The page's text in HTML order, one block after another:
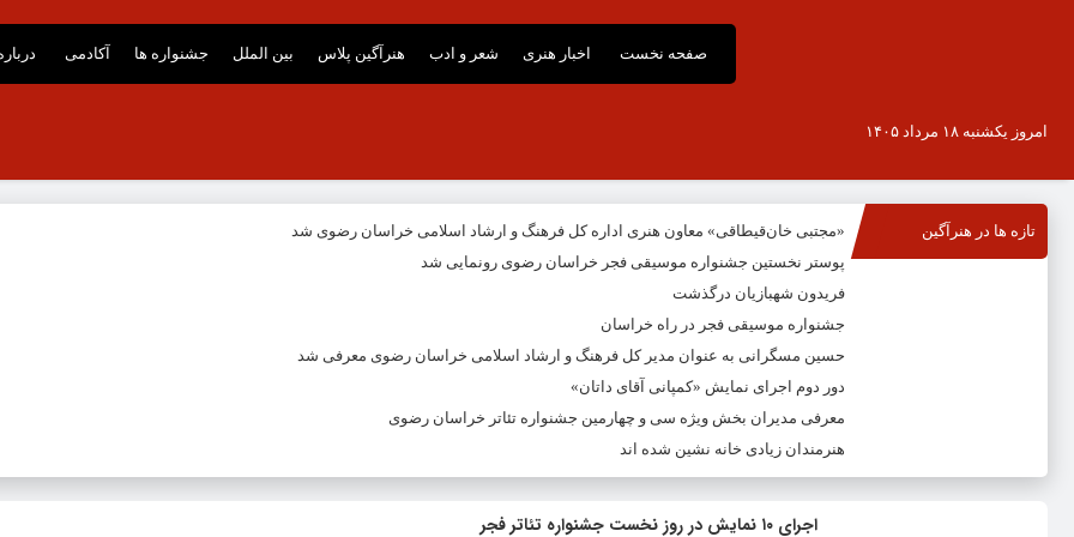
صفحه نخست اخبار هنری شعر و ادب هنرآگین پلاس بین الملل جشنواره ها آکادمی
امروز یکشنبه ۱۸ مرداد ۱۴۰۵
تازه ها در هنرآگین
«مجتبی خان‌قیطاقی» معاون هنری اداره کل فرهنگ و ارشاد اسلامی خراسان رضوی شد
پوستر نخستین جشنواره موسیقی فجر خراسان رضوی رونمایی شد
فریدون شهبازیان درگذشت
جشنواره موسیقی فجر در راه خراسان
حسین مسگرانی به عنوان مدیر کل فرهنگ و ارشاد اسلامی خراسان رضوی معرفی شد
دور دوم اجرای نمایش «کمپانی آقای داتان»
معرفی مدیران بخش ویژه سی و چهارمین جشنواره تئاتر خراسان رضوی
هنرمندان زیادی خانه نشین شده اند
اجرای ۱۰ نمایش در روز نخست جشنواره تئاتر فجر